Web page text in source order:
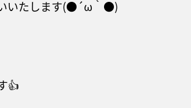
いたします(●´ω｀●)
👍